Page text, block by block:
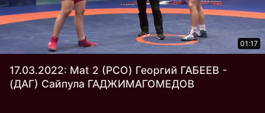
01:17
17.03.2022: Mat 2 (РСО) Георгий ГАБЕЕВ -
(ДАГ) Сайпула ГАДЖИМАГОМЕДОВ